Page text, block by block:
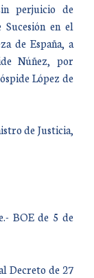
perjuicio de
en el
de España, a
Núñez, por
López de
de Justicia,
BOE de 5 de
Decreto de 27